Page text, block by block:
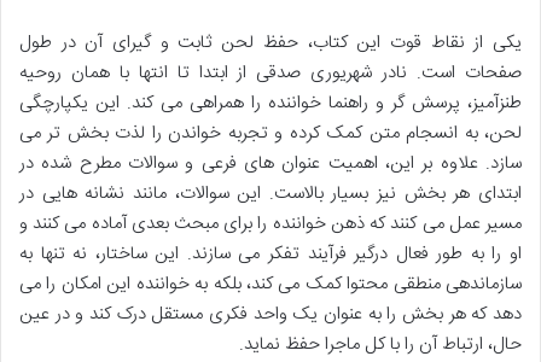
یکی از نقاط قوت این کتاب، حفظ لحن ثابت و گیرای آن در طول
صفحات است. نادر شهریوری صدقی از ابتدا تا انتها با همان روحیه
طنزآمیز، پرسش گر و راهنما خواننده را همراهی می کند. این یکپارچگی
لحن، به انسجام متن کمک کرده و تجربه خواندن را لذت بخش تر می
سازد. علاوه بر این، اهمیت عنوان های فرعی و سوالات مطرح شده در
ابتدای هر بخش نیز بسیار بالاست. این سوالات، مانند نشانه هایی در
مسیر عمل می کنند که ذهن خواننده را برای مبحث بعدی آماده می کنند و
او را به طور فعال درگیر فرآیند تفکر می سازند. این ساختار، نه تنها به
سازماندهی منطقی محتوا کمک می کند، بلکه به خواننده این امکان را می
دهد که هر بخش را به عنوان یک واحد فکری مستقل درک کند و در عین
حال، ارتباط آن را با کل ماجرا حفظ نماید.